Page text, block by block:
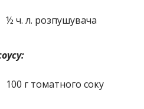
½ ч. л. розпушувача
100 г томатного соку